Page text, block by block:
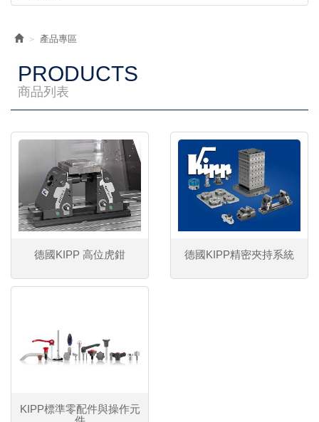
產品專區
PRODUCTS
商品列表
德國KIPP 高位虎鉗 德國KIPP精密夾持系統
KIPP標準零配件與操作元